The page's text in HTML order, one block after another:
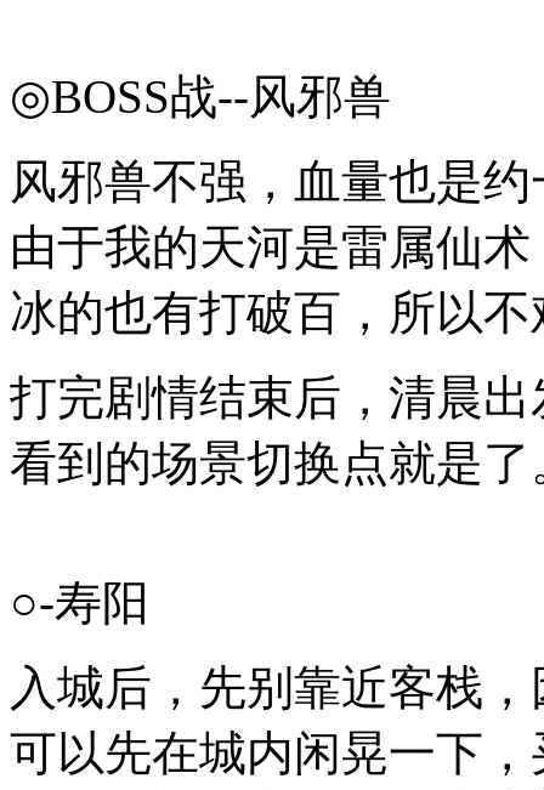
◎BOSS战--风邪兽
风邪兽不强，血量也是
由于我的天河是雷属仙
冰的也有打破百，所以不
打完剧情结束后，清晨
看到的场景切换点就是了
○-寿阳
入城后，先别靠近客栈
可以先在城内闲晃一下